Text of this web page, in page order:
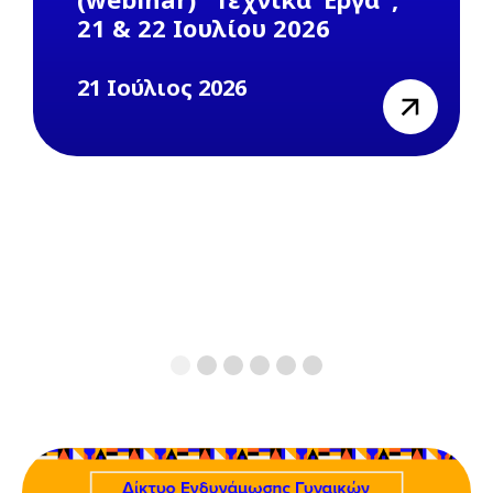
21 & 22 Ιουλίου 2026
21 Ιούλιος 2026 view
2 3 4 5
6